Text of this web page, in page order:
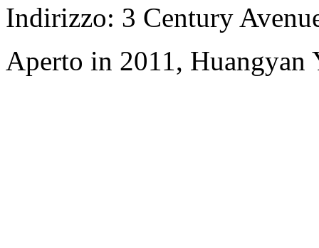
Indirizzo: 3 Century
Aperto in 2011, Huangyan